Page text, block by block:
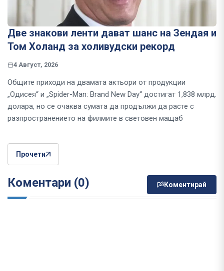
Две знакови ленти дават шанс на Зендая и
Том Холанд за холивудски рекорд
4 Август, 2026
Общите приходи на двамата актьори от продукции
„Одисея“ и „Spider-Man: Brand New Day“ достигат 1,838 млрд.
долара, но се очаква сумата да продължи да расте с
разпространението на филмите в световен мащаб
Прочети
Коментари (0) Коментирай